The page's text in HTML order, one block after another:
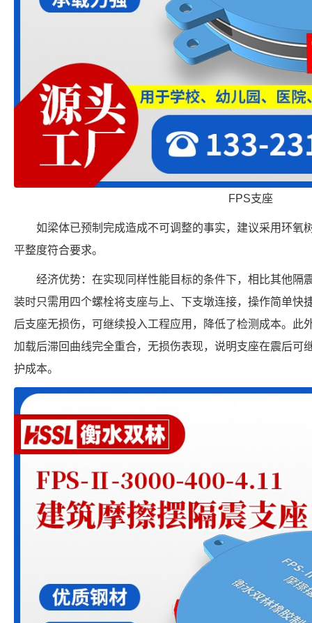
FPS支座
如梁体已预制完成造成不可调整的事实，建议采用环氧
平整度符合要求。
经济优势：在实现同样性能目标的条件下，相比其他隔
装时只需用四个螺栓将支座与上、下支墩连接，操作简单快
后支座无损伤，可继续投入工程应用，降低了检测成本。此
加载后滞回曲线完全重合，无损伤表现，说明支座在震后可
护成本。